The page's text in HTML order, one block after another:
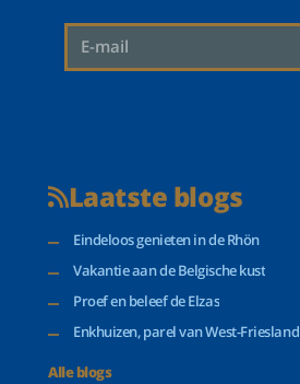
Laatste blogs
Eindeloos genieten in de Rhön
Vakantie aan de Belgische kust
Proef en beleef de Elzas
Enkhuizen, parel van West-Friesland
Alle blogs